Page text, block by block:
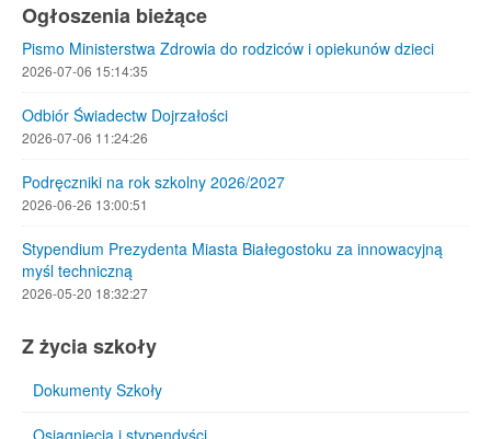
Ogłoszenia bieżące
Pismo Ministerstwa Zdrowia do rodziców i opiekunów dzieci
2026-07-06 15:14:35
Odbiór Świadectw Dojrzałości
2026-07-06 11:24:26
Podręczniki na rok szkolny 2026/2027
2026-06-26 13:00:51
Stypendium Prezydenta Miasta Białegostoku za innowacyjną
myśl techniczną
2026-05-20 18:32:27
Z życia szkoły
Dokumenty Szkoły